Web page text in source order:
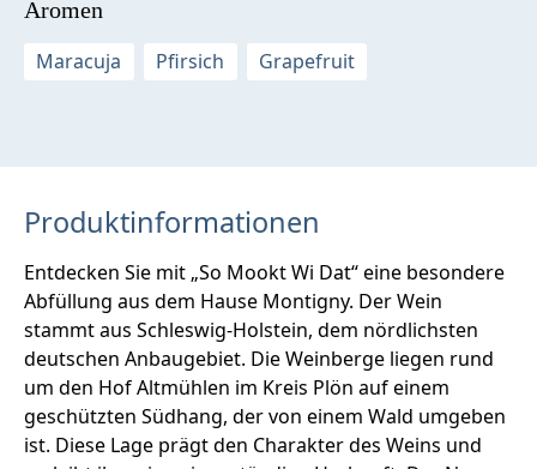
Aromen
Maracuja
Pfirsich Grapefruit
Produktinformationen
Entdecken Sie mit „So Mookt Wi Dat“ eine besondere
Abfüllung aus dem Hause Montigny. Der Wein
stammt aus Schleswig-Holstein, dem nördlichsten
deutschen Anbaugebiet. Die Weinberge liegen rund
um den Hof Altmühlen im Kreis Plön auf einem
geschützten Südhang, der von einem Wald umgeben
ist. Diese Lage prägt den Charakter des Weins und